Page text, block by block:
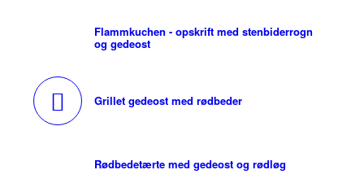
Flammkuchen - opskrift med stenbiderrogn
og gedeost
Grillet gedeost med rødbeder
Rødbedetærte med gedeost og rødløg